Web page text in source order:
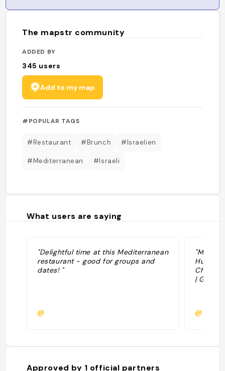
The mapstr community
ADDED BY
345 users
Add to my map
#POPULAR TAGS
#Restaurant #Brunch #Israelien
#Mediterranean #Israeli
What users are saying
"Delightful time at this Mediterranean
restaurant - good for groups and
dates! "
@
"Must
Chilli
| Grilled
@
Approved by 1 official partners